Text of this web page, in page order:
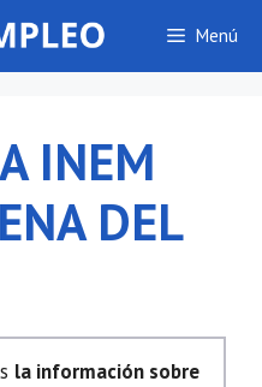
Menú
INEM
DEL
la información sobre